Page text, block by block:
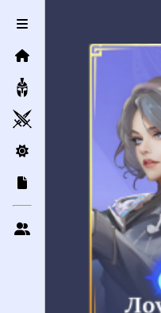
Контактная информация
Сообщение
Отправить